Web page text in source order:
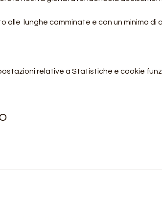
lunghe camminate e con un minimo di
relative a Statistiche e cookie